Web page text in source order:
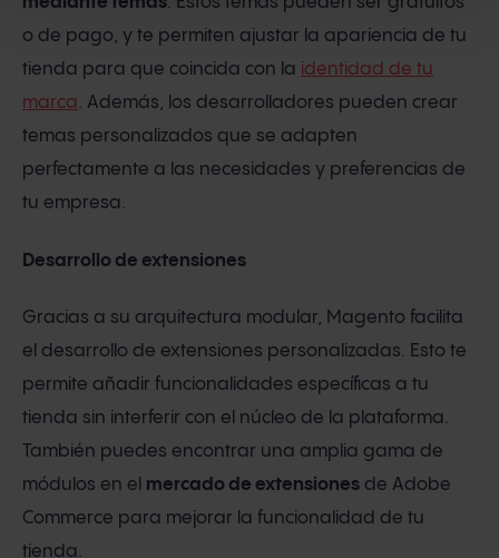
o de pago, y te permiten ajustar la apariencia de tu
tienda para que coincida con la identidad de tu
marca. Además, los desarrolladores pueden crear
temas personalizados que se adapten
perfectamente a las necesidades y preferencias de
tu empresa.
Desarrollo de extensiones
Gracias a su arquitectura modular, Magento facilita
el desarrollo de extensiones personalizadas. Esto te
permite añadir funcionalidades específicas a tu
tienda sin interferir con el núcleo de la plataforma.
También puedes encontrar una amplia gama de
módulos en el mercado de extensiones de Adobe
Commerce para mejorar la funcionalidad de tu
tienda.